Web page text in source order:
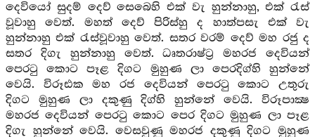
දෙවියෝ සුදම් දෙව් සෙබෙහි එක් වැ හුන්නාහු, එක් රැස්
වූවාහු වෙත්. මහත් දෙව් පිරිස්හු ද හාත්පසැ එක් වැ
හුන්නාහු එක් රැස්වූවාහු වෙත්. සතර වරම් දෙව් මහ රජු ද
සතර දිගැ හුන්නාහු වෙත්. ධෘතරාෂ්ට්‍ර මහරජ දෙවියන්
පෙරටු කොට පෑළ දිගට මුහුණ ලා පෙරදිග්හි හුන්නේ
වෙයි. විරූඪක මහ රජ දෙවියන් පෙරටු කොට උතුරු
දිගට මුහුණ ලා දකුණු දිග්හි හුන්නේ වෙයි. විරූපාක්‍ෂ
මහරජ දෙවියන් පෙරටු කොට පෙර දිගට මුහුණ ලා පෑළ
දිගැ හුන්නේ වෙයි. වෙසවුණු මහරජ දකුණු දිගට මුහුණ